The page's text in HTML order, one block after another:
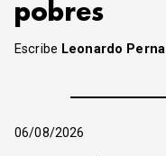
pobres
Escribe Leonardo Perna
06/08/2026